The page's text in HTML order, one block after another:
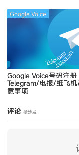
Google Voice号码注册
Telegram/电报/纸飞机
意事项
Google Voice
评论 抢沙发